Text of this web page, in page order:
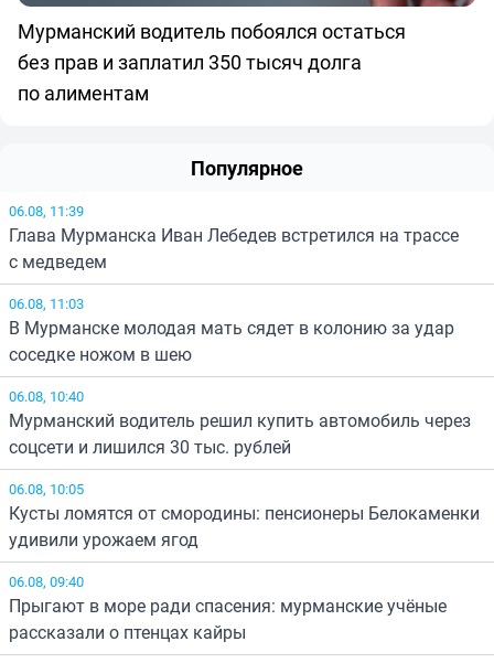
Мурманский водитель побоялся остаться
без прав и заплатил 350 тысяч долга
по алиментам
Популярное
06.08, 11:39
Глава Мурманска Иван Лебедев встретился на трассе
с медведем
06.08, 11:03
В Мурманске молодая мать сядет в колонию за удар
соседке ножом в шею
06.08, 10:40
Мурманский водитель решил купить автомобиль через
соцсети и лишился 30 тыс. рублей
06.08, 10:05
Кусты ломятся от смородины: пенсионеры Белокаменки
удивили урожаем ягод
06.08, 09:40
Прыгают в море ради спасения: мурманские учёные
рассказали о птенцах кайры